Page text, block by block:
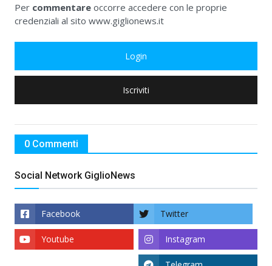
Per commentare occorre accedere con le proprie
credenziali al sito www.giglionews.it
Login
Iscriviti
0 Commenti
Social Network GiglioNews
Facebook Twitter
Instagram
Youtube